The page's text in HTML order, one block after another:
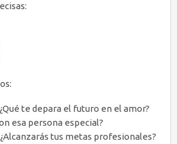
te depara el futuro en el amor?
esa persona especial?
tus metas profesionales?